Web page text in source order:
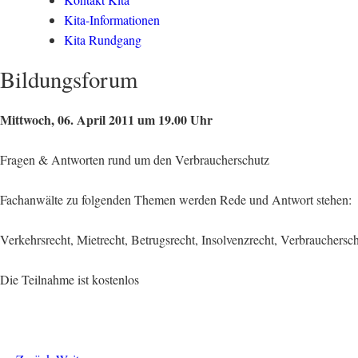
Kita-Informationen
Kita Rundgang
Bildungsforum
Mittwoch, 06. April 2011 um 19.00 Uhr
Fragen & Antworten rund um den Verbraucherschutz
Fachanwälte zu folgenden Themen werden Rede und Antwort stehen:
Verkehrsrecht, Mietrecht, Betrugsrecht, Insolvenzrecht,
Die Teilnahme ist kostenlos